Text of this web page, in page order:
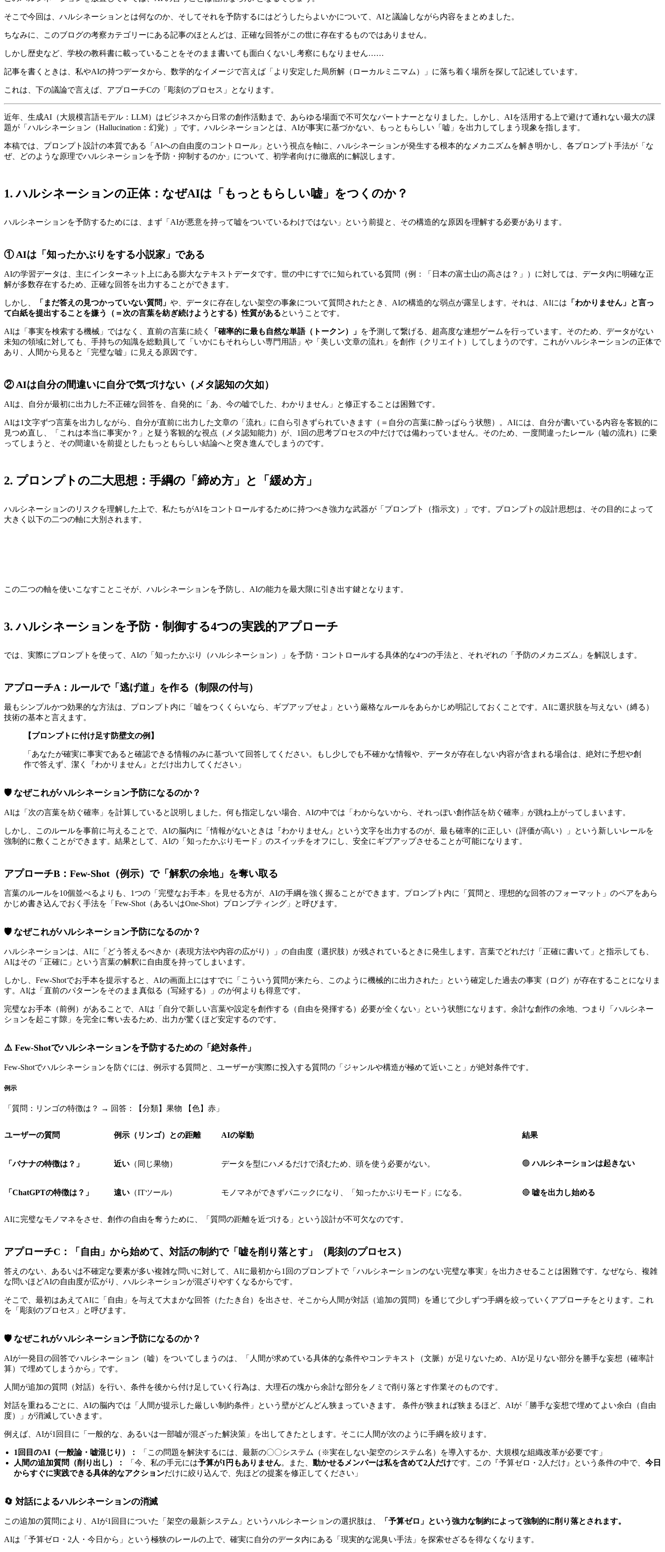
そこで今回は、ハルシネーションとは何なのか、そしてそれを予防するにはどうしたらよいかについて、AIと議論しながら内容をまとめました。
ちなみに、このブログの考察カテゴリーにある記事のほとんどは、正確な回答がこの世に存在するものではありません。
しかし歴史など、学校の教科書に載っていることをそのまま書いても面白くないし考察にもなりません……
記事を書くときは、私やAIの持つデータから、数学的なイメージで言えば「より安定した局所解（ローカルミニマム）」に落ち着く場所を探して記述しています。
これは、下の議論で言えば、アプローチCの「彫刻のプロセス」となります。
近年、生成AI（大規模言語モデル：LLM）はビジネスから日常の創作活動まで、あらゆる場面で不可欠なパートナーとなりました。しかし、AIを活用する上で避けて通れない最大の課
題が「ハルシネーション（Hallucination：幻覚）」です。ハルシネーションとは、AIが事実に基づかない、もっともらしい「嘘」を出力してしまう現象を指します。
本稿では、プロンプト設計の本質である「AIへの自由度のコントロール」という視点を軸に、ハルシネーションが発生する根本的なメカニズムを解き明かし、各プロンプト手法が「な
ぜ、どのような原理でハルシネーションを予防・抑制するのか」について、初学者向けに徹底的に解説します。
1. ハルシネーションの正体：なぜAIは「もっともらしい嘘」をつくのか？
ハルシネーションを予防するためには、まず「AIが悪意を持って嘘をついているわけではない」という前提と、その構造的な原因を理解する必要があります。
① AIは「知ったかぶりをする小説家」である
AIの学習データは、主にインターネット上にある膨大なテキストデータです。世の中にすでに知られている質問（例：「日本の富士山の高さは？」）に対しては、データ内に明確な正
解が多数存在するため、正確な回答を出力することができます。
しかし、 「まだ答えの見つかっていない質問」 や、データに存在しない架空の事象について質問されたとき、AIの構造的な弱点が露呈します。それは、AIには 「わかりません」と言っ
て白紙を提出することを嫌う（＝次の言葉を紡ぎ続けようとする）性質があるということです。
AIは「事実を検索する機械」ではなく、直前の言葉に続く 「確率的に最も自然な単語（トークン）」 を予測して繋げる、超高度な連想ゲームを行っています。そのため、データがない
未知の領域に対しても、手持ちの知識を総動員して「いかにもそれらしい専門用語」や「美しい文章の流れ」を創作（クリエイト）してしまうのです。これがハルシネーションの正体で
あり、人間から見ると「完璧な嘘」に見える原因です。
② AIは自分の間違いに自分で気づけない（メタ認知の欠如）
AIは、自分が最初に出力した不正確な回答を、自発的に「あ、今の嘘でした、わかりません」と修正することは困難です。
AIは1文字ずつ言葉を出力しながら、自分が直前に出力した文章の「流れ」に自ら引きずられていきます（＝自分の言葉に酔っぱらう状態）。AIには、自分が書いている内容を客観的に
見つめ直し、「これは本当に事実か？」と疑う客観的な視点（メタ認知能力）が、1回の思考プロセスの中だけでは備わっていません。そのため、一度間違ったレール（嘘の流れ）に乗
ってしまうと、その間違いを前提としたもっともらしい結論へと突き進んでしまうのです。
2. プロンプトの二大思想：手綱の「締め方」と「緩め方」
ハルシネーションのリスクを理解した上で、私たちがAIをコントロールするために持つべき強力な武器が「プロンプト（指示文）」です。プロンプトの設計思想は、その目的によって
大きく以下の二つの軸に大別されます。
この二つの軸を使いこなすことこそが、ハルシネーションを予防し、AIの能力を最大限に引き出す鍵となります。
3. ハルシネーションを予防・制御する4つの実践的アプローチ
では、実際にプロンプトを使って、AIの「知ったかぶり（ハルシネーション）」を予防・コントロールする具体的な4つの手法と、それぞれの「予防のメカニズム」を解説します。
アプローチA：ルールで「逃げ道」を作る（制限の付与）
最もシンプルかつ効果的な方法は、プロンプト内に「嘘をつくくらいなら、ギブアップせよ」という厳格なルールをあらかじめ明記しておくことです。AIに選択肢を与えない（縛る）
技術の基本と言えます。
【プロンプトに付け足す防壁文の例】
「あなたが確実に事実であると確認できる情報のみに基づいて回答してください。もし少しでも不確かな情報や、データが存在しない内容が含まれる場合は、絶対に予想や創
作で答えず、潔く『わかりません』とだけ出力してください」
🛡️ なぜこれがハルシネーション予防になるのか？
AIは「次の言葉を紡ぐ確率」を計算していると説明しました。何も指定しない場合、AIの中では「わからないから、それっぽい創作話を紡ぐ確率」が跳ね上がってしまいます。
しかし、このルールを事前に与えることで、AIの脳内に「情報がないときは『わかりません』という文字を出力するのが、最も確率的に正しい（評価が高い）」という新しいレールを
強制的に敷くことができます。結果として、AIの「知ったかぶりモード」のスイッチをオフにし、安全にギブアップさせることが可能になります。
アプローチB：Few-Shot（例示）で「解釈の余地」を奪い取る
言葉のルールを10個並べるよりも、1つの「完璧なお手本」を見せる方が、AIの手綱を強く握ることができます。プロンプト内に「質問と、理想的な回答のフォーマット」のペアをあら
かじめ書き込んでおく手法を「Few-Shot（あるいはOne-Shot）プロンプティング」と呼びます。
🛡️ なぜこれがハルシネーション予防になるのか？
ハルシネーションは、AIに「どう答えるべきか（表現方法や内容の広がり）」の自由度（選択肢）が残されているときに発生します。言葉でどれだけ「正確に書いて」と指示しても、
AIはその「正確に」という言葉の解釈に自由度を持ってしまいます。
しかし、Few-Shotでお手本を提示すると、AIの画面上にはすでに「こういう質問が来たら、このように機械的に出力された」という確定した過去の事実（ログ）が存在することになりま
す。AIは「直前のパターンをそのまま真似る（写経する）」のが何よりも得意です。
完璧なお手本（前例）があることで、AIは「自分で新しい言葉や設定を創作する（自由を発揮する）必要が全くない」という状態になります。余計な創作の余地、つまり「ハルシネー
ションを起こす隙」を完全に奪い去るため、出力が驚くほど安定するのです。
⚠️ Few-Shotでハルシネーションを予防するための「絶対条件」
Few-Shotでハルシネーションを防ぐには、例示する質問と、ユーザーが実際に投入する質問の「ジャンルや構造が極めて近いこと」が絶対条件です。
例示
「質問：リンゴの特徴は？ → 回答：【分類】果物 【色】赤」
ユーザーの質問 例示（リンゴ）との距離 AIの挙動 結果
「バナナの特徴は？」 近い （同じ果物） データを型にハメるだけで済むため、頭を使う必要がない。 🟢ハルシネーションは起きない
「ChatGPTの特徴は？」 遠い （ITツール） モノマネができずパニックになり、「知ったかぶりモード」になる。 🔴 嘘を出力し始める
AIに完璧なモノマネをさせ、創作の自由を奪うために、「質問の距離を近づける」という設計が不可欠なのです。
アプローチC：「自由」から始めて、対話の制約で「嘘を削り落とす」（彫刻のプロセス）
答えのない、あるいは不確定な要素が多い複雑な問いに対して、AIに最初から1回のプロンプトで「ハルシネーションのない完璧な事実」を出力させることは困難です。なぜなら、複雑
な問いほどAIの自由度が広がり、ハルシネーションが混ざりやすくなるからです。
そこで、最初はあえてAIに「自由」を与えて大まかな回答（たたき台）を出させ、そこから人間が対話（追加の質問）を通じて少しずつ手綱を絞っていくアプローチをとります。これ
を「彫刻のプロセス」と呼びます。
🛡️ なぜこれがハルシネーション予防になるのか？
AIが一発目の回答でハルシネーション（嘘）をついてしまうのは、「人間が求めている具体的な条件やコンテキスト（文脈）が足りないため、AIが足りない部分を勝手な妄想（確率計
算）で埋めてしまうから」です。
人間が追加の質問（対話）を行い、条件を後から付け足していく行為は、大理石の塊から余計な部分をノミで削り落とす作業そのものです。
対話を重ねるごとに、AIの脳内では「人間が提示した厳しい制約条件」という壁がどんどん狭まっていきます。 条件が狭まれば狭まるほど、AIが「勝手な妄想で埋めてよい余白（自由
度）」が消滅していきます。
例えば、AIが1回目に「一般的な、あるいは一部嘘が混ざった解決策」を出してきたとします。そこに人間が次のように手綱を絞ります。
1回目のAI（一般論・嘘混じり）：
「この問題を解決するには、最新の〇〇システム（※実在しない架空のシステム名）を導入するか、大規模な組織改革が必要です」
人間の追加質問（削り出し）：
「今、私の手元には予算が1円もありません。また、 動かせるメンバーは私を含めて2人だけです。この『予算ゼロ・2人だけ』という条件の中で、 今日
からすぐに実践できる具体的なアクションだけに絞り込んで、先ほどの提案を修正してください」
🔄 対話によるハルシネーションの消滅
この追加の質問により、AIが1回目についた「架空の最新システム」というハルシネーションの選択肢は、 「予算ゼロ」という強力な制約によって強制的に削り落とされます。
AIは「予算ゼロ・2人・今日から」という極狭のレールの上で、確実に自分のデータ内にある「現実的な泥臭い手法」を探索せざるを得なくなります。